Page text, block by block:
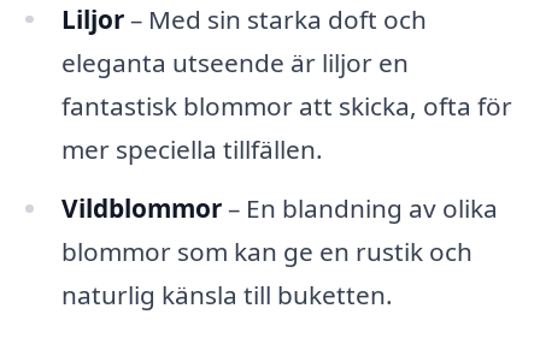
Liljor– Med sin starka doft och
eleganta utseende är liljor en
fantastisk blommor att skicka, ofta för
mer speciella tillfällen.
Vildblommor– En blandning av olika
blommor som kan ge en rustik och
naturlig känsla till buketten.